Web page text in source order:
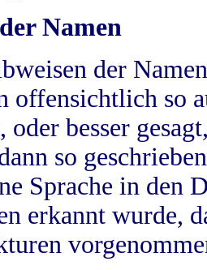
Namen
der
offensichtlich so
oder besser
so
Sprache in
erkannt wurde,